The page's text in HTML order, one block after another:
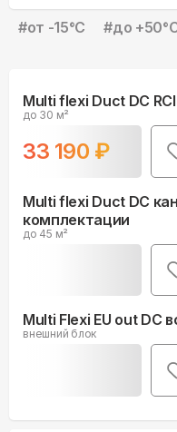
#от -15°С #до
Multi flexi Duct DC
до 30 м²
33 190 ₽
Multi flexi Duct DC
комплектации
до 45 м²
Multi Flexi EU out DC
внешний блок